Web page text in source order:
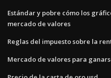
Estándar y pobre cómo los
mercado de valores
Reglas del impuesto sobre la
Mercado de valores para